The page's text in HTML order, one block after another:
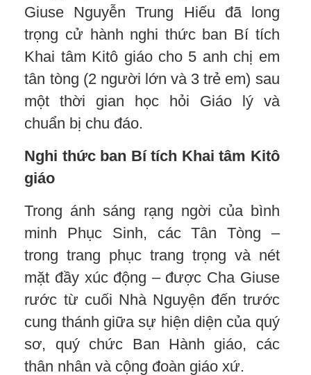
Giuse Nguyễn Trung Hiếu đã long
trọng cử hành nghi thức ban Bí tích
Khai tâm Kitô giáo cho 5 anh chị em
tân tòng (2 người lớn và 3 trẻ em) sau
một thời gian học hỏi Giáo lý và
chuẩn bị chu đáo.
Nghi thức ban Bí tích Khai tâm Kitô
giáo
Trong ánh sáng rạng ngời của bình
minh Phục Sinh, các Tân Tòng –
trong trang phục trang trọng và nét
mặt đầy xúc động – được Cha Giuse
rước từ cuối Nhà Nguyện đến trước
cung thánh giữa sự hiện diện của quý
sơ, quý chức Ban Hành giáo, các
thân nhân và cộng đoàn giáo xứ.